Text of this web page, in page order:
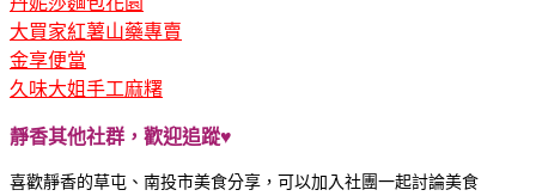
大買家紅薯山藥專賣
金享便當
久味大姐手工麻糬
靜香其他社群，歡迎追蹤♥
喜歡靜香的草屯、南投市美食分享，可以加入 社團一起討論美食